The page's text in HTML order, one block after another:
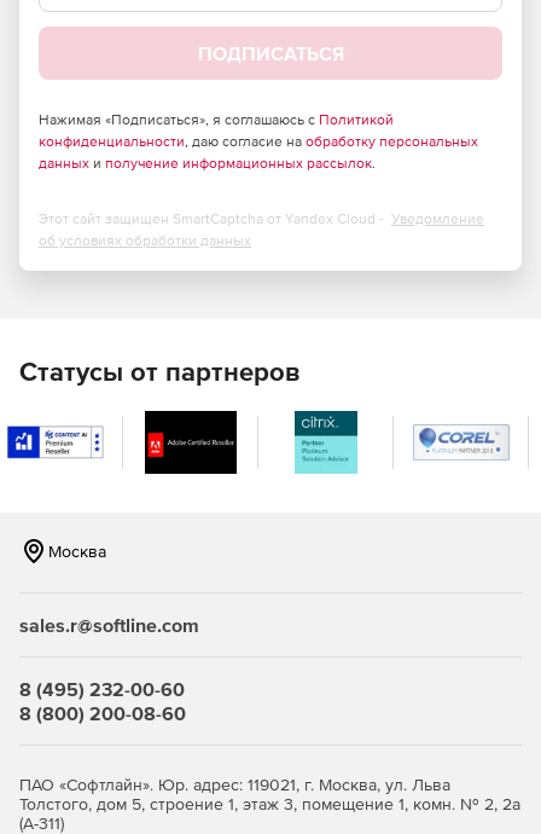
ПОДПИСАТЬСЯ
Нажимая «Подписаться», я соглашаюсь с Политикой
конфиденциальности, даю согласие на обработку персональных
данных и получение информационных рассылок.
Этот сайт защищен SmartCaptcha от Yandex Cloud - Уведомление
об условиях обработки данных
Статусы от партнеров
Москва
sales.r@softline.com
8 (495) 232-00-60
8 (800) 200-08-60
ПАО «Софтлайн». Юр. адрес: 119021, г. Москва, ул. Льва
Толстого, дом 5, строение 1, этаж 3, помещение 1, комн. № 2, 2а
(А-311)